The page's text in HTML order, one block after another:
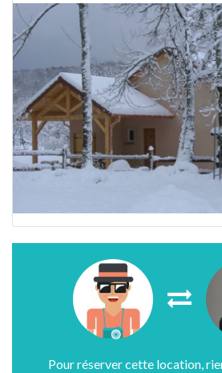
Pour réserver cette location,